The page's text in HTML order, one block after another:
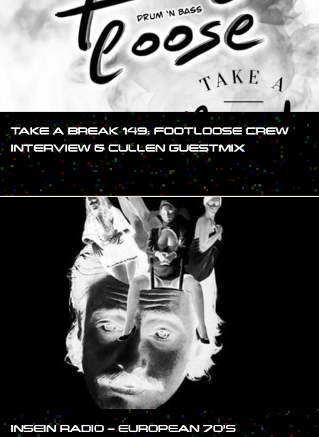
TAKE A BREAK 149: FOOTLOOSE CREW
INTERVIEW & CULLEN GUESTMIX
#SHOW
INSEIN RADIO – EUROPEAN 70’S